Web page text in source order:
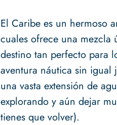
El Caribe es un hermoso
cuales ofrece una mezcla
destino tan perfecto para
aventura náutica sin igual
una vasta extensión de
explorando y aún dejar
tienes que volver).